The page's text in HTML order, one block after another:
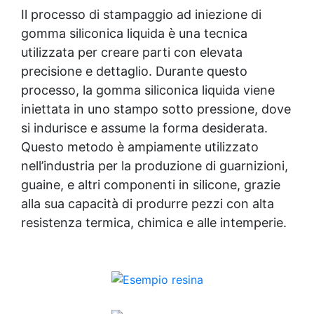
ore a 25°C. Resistenza alla lacerazione: 27
kN/m. Allungamento: 490%. Useful articles DIY
Silicone Molds 32 articles ▸ Silicone per stampi
fai da te Silicone per stampo Silicone per creare
stampi Creare stampi silicone Silicone per
stampi in gesso Silicone liquido per stampi
Silicone da stampo Silicone liquido stampi Fare
uno stampo in silicone Come fare gli stampi in
silicone Creare uno stampo in silicone
Portachiavi in silicone Come fare stampi in
silicone Bicchieri in silicone Creare stampo in
silicone Ricetta per stampi in silicone Come
fare un calco in silicone Come fare stampi in
silicone 3d Silicone alimentare per stampi
Come fare uno stampo in silicone Come usare
gli stampi in silicone Come mettere lo stoppino
Cera di soia per stampi Siliconi per stampi
Il processo di stampaggio ad iniezione di
gomma siliconica liquida è una tecnica
utilizzata per creare parti con elevata
precisione e dettaglio. Durante questo
processo, la gomma siliconica liquida viene
iniettata in uno stampo sotto pressione, dove
si indurisce e assume la forma desiderata.
Questo metodo è ampiamente utilizzato
nell’industria per la produzione di guarnizioni,
guaine, e altri componenti in silicone, grazie
alla sua capacità di produrre pezzi con alta
resistenza termica, chimica e alle intemperie.